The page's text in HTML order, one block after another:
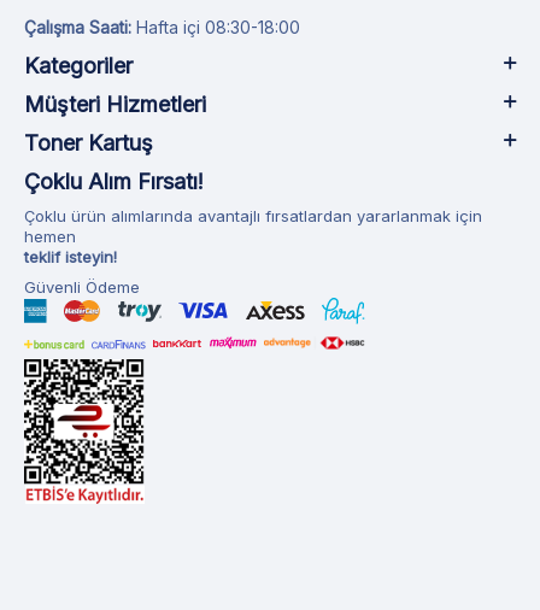
Çalışma Saati: Hafta içi 08:30-18:00
Kategoriler
Müşteri Hizmetleri
Toner Kartuş
Çoklu Alım Fırsatı!
Çoklu ürün alımlarında avantajlı fırsatlardan yararlanmak için
hemen
teklif isteyin!
Güvenli Ödeme